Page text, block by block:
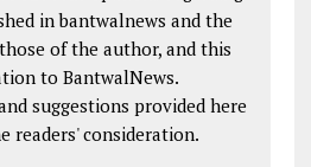
in bantwalnews and the
of the author, and this
to BantwalNews.
suggestions provided here
readers' consideration.